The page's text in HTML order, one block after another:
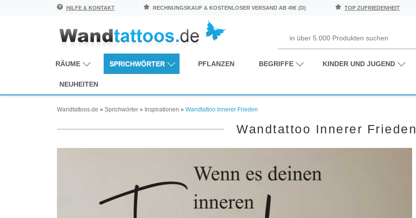
HILFE & KONTAKT RECHNUNGSKAUF & KOSTENLOSER VERSAND AB 49€ (D) TOP ZUFRIEDENHEIT
RÄUME SPRICHWÖRTER PFLANZEN BEGRIFFE KINDER UND JUGEND
NEUHEITEN
Wandtattoos.de » Sprichwörter » Inspirationen » Wandtattoo Innerer Frieden
Wandtattoo Innerer Frieden